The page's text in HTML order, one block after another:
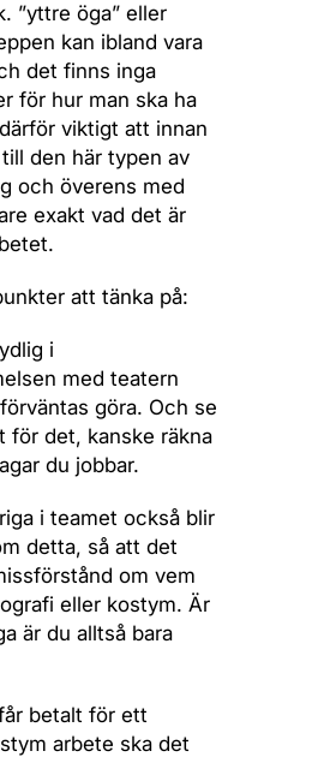
”yttre öga” eller
kan ibland vara
det finns inga
för hur man ska ha
viktigt att innan
den här typen av
och överens med
exakt vad det är
att tänka på:
i
med teatern
göra. Och se
för det, kanske räkna
du jobbar.
i teamet också blir
detta, så att det
om vem
eller kostym. Är
är du alltså bara
betalt för ett
arbete ska det